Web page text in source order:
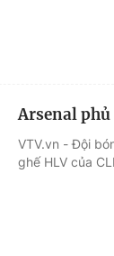
Arsenal
VTV.vn - Đội
ghế HLV của